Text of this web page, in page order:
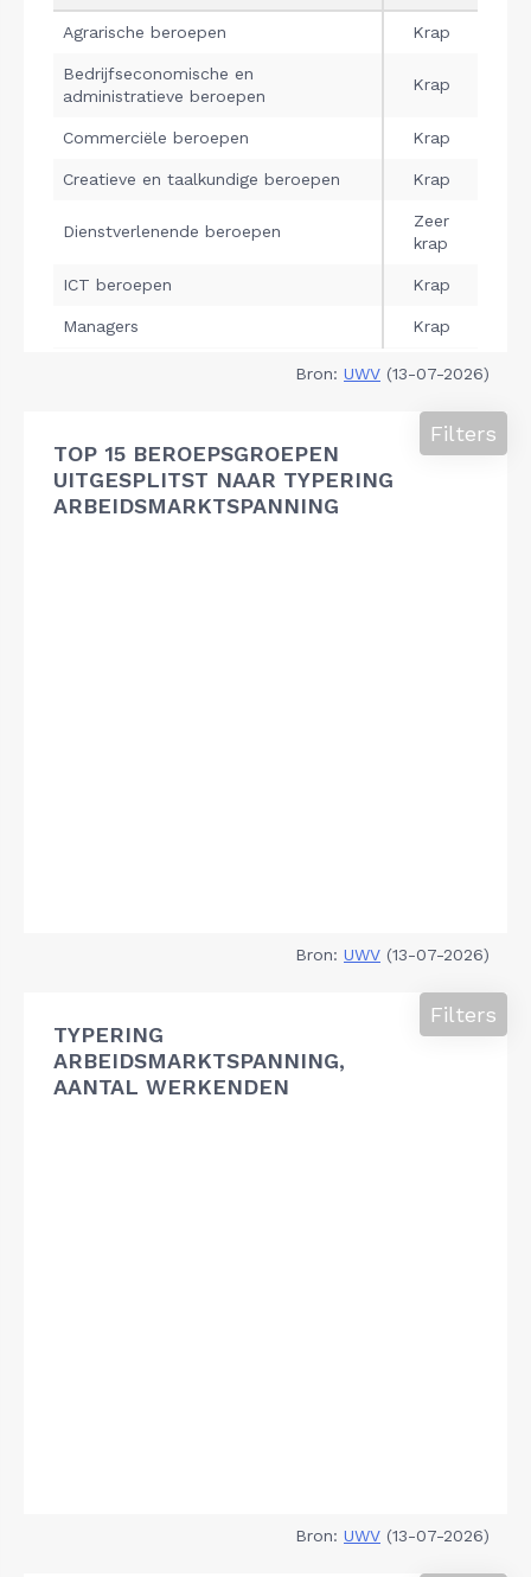
Bron: UWV (13-07-2026)
TOP 15 BEROEPSGROEPEN
UITGESPLITST NAAR TYPERING
ARBEIDSMARKTSPANNING
Filters
Bron: UWV (13-07-2026)
TYPERING
ARBEIDSMARKTSPANNING,
AANTAL WERKENDEN
Filters
Bron: UWV (13-07-2026)